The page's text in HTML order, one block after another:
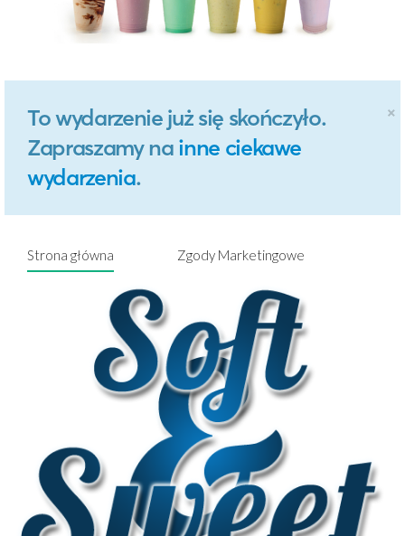
×
To wydarzenie już się skończyło.
Zapraszamy na inne ciekawe
wydarzenia.
Strona główna Zgody Marketingowe